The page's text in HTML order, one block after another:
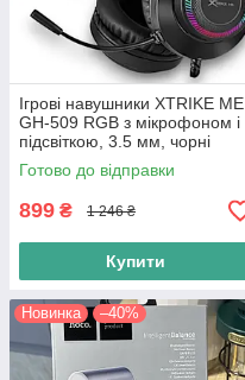
Ігрові навушники XTRIKE ME
GH-509 RGB з мікрофоном і
підсвіткою, 3.5 мм, чорні
Готово до відправки
899 ₴ 1 246 ₴
Купити
Новинка –40%